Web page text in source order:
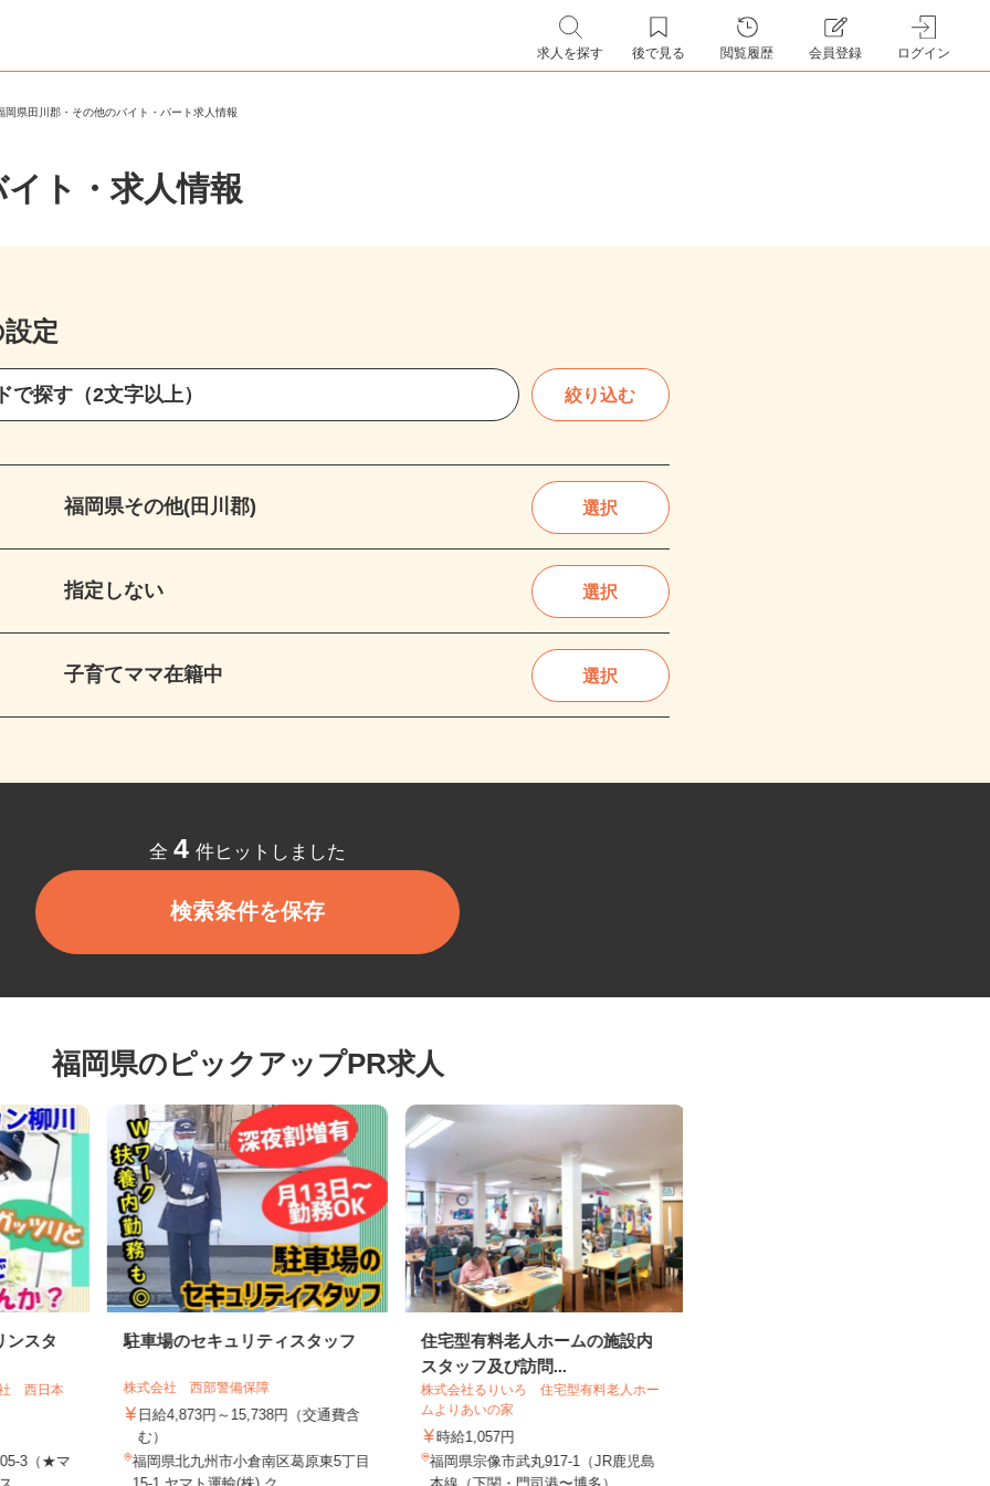
求人を探す 後で見る 閲覧履歴 会員登録 ログイン
福岡県田川郡・その他のバイト・パート求人情報
ト・求人情報
設定
絞り込む
福岡県その他(田川郡) 選択
指定しない 選択
子育てママ在籍中 選択
全4件ヒットしました
検索条件を保存
福岡県のピックアップPR求人
株式会社 西部警備保障
日給4,873円～15,738円（交通費含
む）
住宅型有料老人ホームの施設内
スタッフ及び訪問...
株式会社るりいろ 住宅型有料老人ホー
ムよりあいの家
時給1,057円